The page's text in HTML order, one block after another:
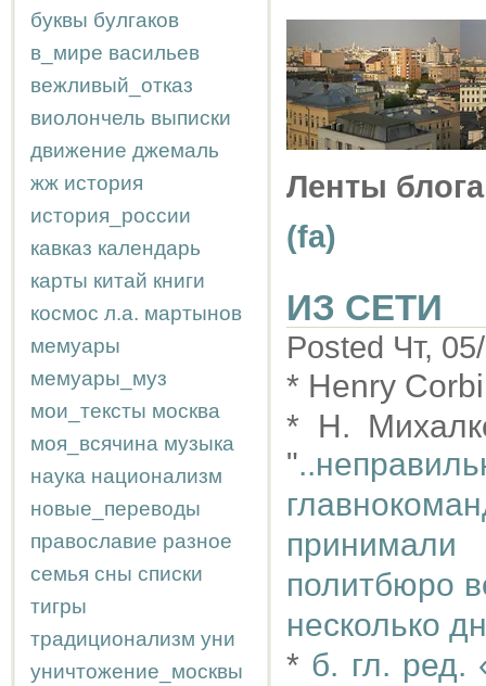
буквы булгаков
в_мире васильев
вежливый_отказ
виолончель выписки
движение джемаль
жж история
история_россии
кавказ календарь
карты китай книги
космос л.а. мартынов
мемуары
мемуары_муз
мои_тексты москва
моя_всячина музыка
наука национализм
новые_переводы
православие разное
семья сны списки
тигры
традиционализм уни
уничтожение_москвы
Ленты
(fa)
ИЗ СЕТИ
Posted Чт,
* Henry
* Н.
"
политбюро
несколько
* б. гл. ред.